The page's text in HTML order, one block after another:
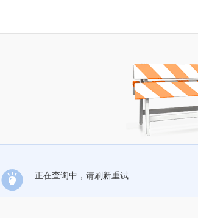
正在查询中，请刷新重试